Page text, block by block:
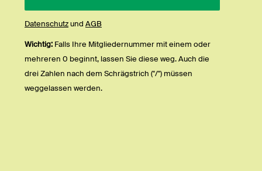
Datenschutzund AGB
Wichtig: Falls Ihre Mitgliedernummer mit einem oder
mehreren 0 beginnt, lassen Sie diese weg. Auch die
drei Zahlen nach dem Schrägstrich ("/") müssen
weggelassen werden.